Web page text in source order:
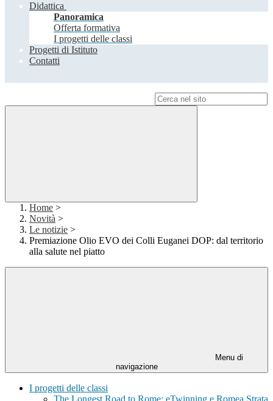
Didattica
Panoramica
Offerta formativa
I progetti delle classi
Progetti di Istituto
Contatti
Home >
Novità >
Le notizie >
Premiazione Olio EVO dei Colli Euganei DOP: dal territorio
alla salute nel piatto
Menu di
navigazione
I progetti delle classi